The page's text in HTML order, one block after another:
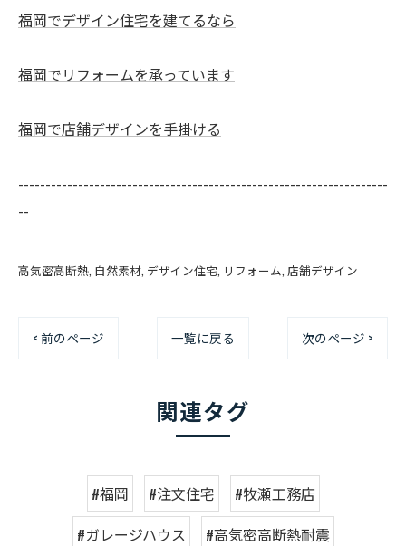
福岡でデザイン住宅を建てるなら
福岡でリフォームを承っています
福岡で店舗デザインを手掛ける
--------------------------------------------------------------------
--
高気密高断熱 自然素材 デザイン住宅 リフォーム 店舗デザイン
< 前のページ 一覧に戻る 次のページ >
関連タグ
#福岡 #注文住宅
#牧瀬工務店
#ガレージハウス
#高気密高断熱耐震